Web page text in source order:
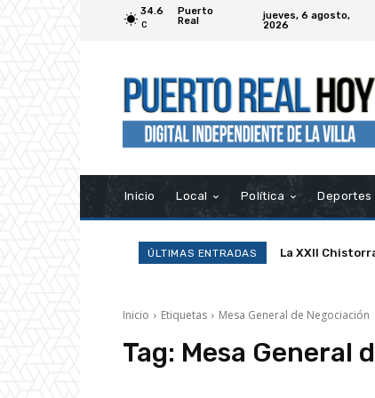
34.6
C
Puerto
Real
jueves, 6 agosto,
2026
Inicio Local Política Deportes
ÚLTIMAS ENTRADAS La XXII
Inicio Etiquetas Mesa General de Negociación
Tag: Mesa General